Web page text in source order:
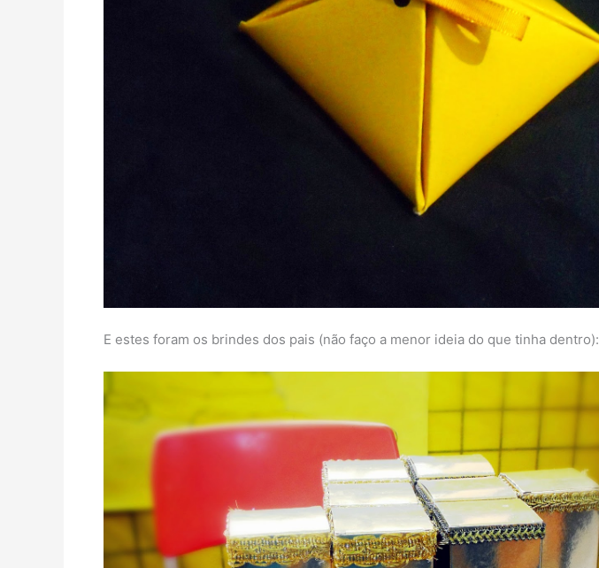
E estes foram os brindes dos pais (não faço a menor ideia do que tinha dentro):